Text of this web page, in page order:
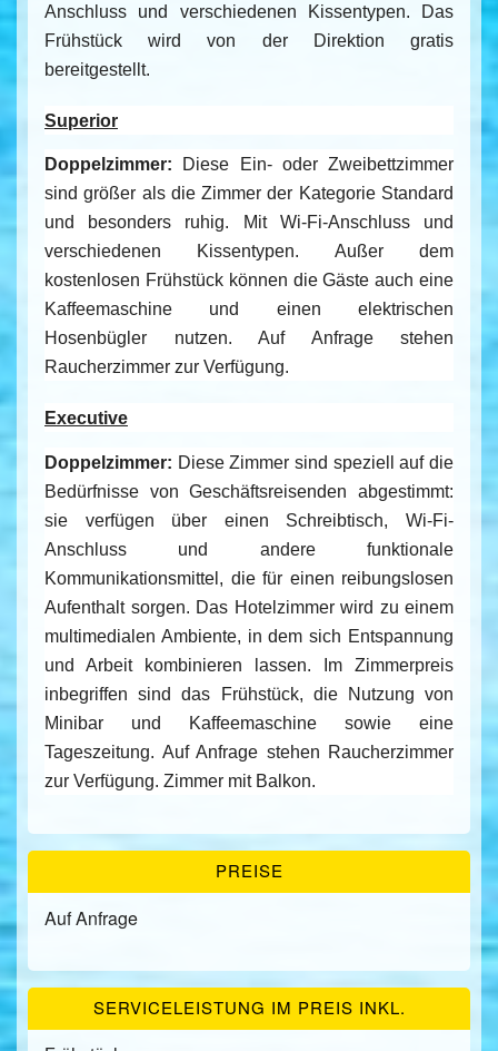
Anschluss und verschiedenen Kissentypen. Das
Frühstück wird von der Direktion gratis
bereitgestellt.
Superior
Doppelzimmer:
Diese Ein- oder Zweibettzimmer
sind größer als die Zimmer der Kategorie Standard
und besonders ruhig. Mit Wi-Fi-Anschluss und
verschiedenen Kissentypen. Außer dem
kostenlosen Frühstück können die Gäste auch eine
Kaffeemaschine und einen elektrischen
Hosenbügler nutzen. Auf Anfrage stehen
Raucherzimmer zur Verfügung.
Executive
Doppelzimmer: Diese Zimmer sind speziell auf die
Bedürfnisse von Geschäftsreisenden abgestimmt:
sie verfügen über einen Schreibtisch, Wi-Fi-
Anschluss und andere funktionale
Kommunikationsmittel, die für einen reibungslosen
Aufenthalt sorgen. Das Hotelzimmer wird zu einem
multimedialen Ambiente, in dem sich Entspannung
und Arbeit kombinieren lassen. Im Zimmerpreis
inbegriffen sind das Frühstück, die Nutzung von
Minibar und Kaffeemaschine sowie eine
Tageszeitung. Auf Anfrage stehen Raucherzimmer
zur Verfügung. Zimmer mit Balkon.
PREISE
Auf Anfrage
SERVICELEISTUNG IM PREIS INKL.